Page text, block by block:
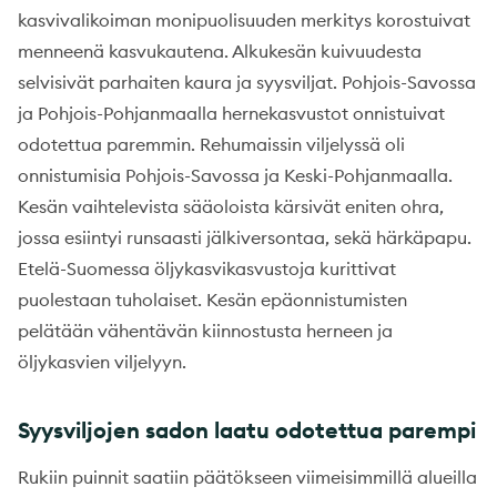
kasvivalikoiman monipuolisuuden merkitys korostuivat
menneenä kasvukautena. Alkukesän kuivuudesta
selvisivät parhaiten kaura ja syysviljat. Pohjois-Savossa
ja Pohjois-Pohjanmaalla hernekasvustot onnistuivat
odotettua paremmin. Rehumaissin viljelyssä oli
onnistumisia Pohjois-Savossa ja Keski-Pohjanmaalla.
Kesän vaihtelevista sääoloista kärsivät eniten ohra,
jossa esiintyi runsaasti jälkiversontaa, sekä härkäpapu.
Etelä-Suomessa öljykasvikasvustoja kurittivat
puolestaan tuholaiset. Kesän epäonnistumisten
pelätään vähentävän kiinnostusta herneen ja
öljykasvien viljelyyn.
Syysviljojen sadon laatu odotettua parempi
Rukiin puinnit saatiin päätökseen viimeisimmillä alueilla